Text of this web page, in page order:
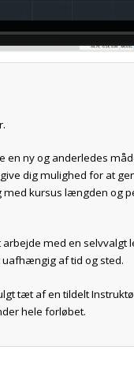
en ny og anderledes
dig mulighed for at
med kursus længden og
med en selvvalgt
uafhængig af tid og sted.
tæt af en tildelt
hele forløbet.